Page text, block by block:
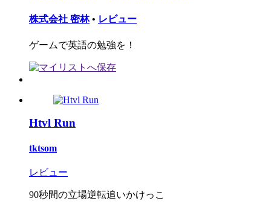
株式会社 密林 • レビュー
ゲームで英語の勉強を！
Htvl Run
tktsom
レビュー
90秒間の立場逆転追いかけっこ